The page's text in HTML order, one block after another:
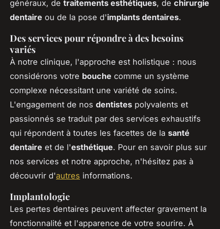
généraux, de traitements esthétiques, de chirurgie
dentaire ou de la pose d'implants dentaires.
Des services pour répondre à des besoins
variés
À notre clinique, l'approche est holistique : nous
considérons votre bouche comme un système
complexe nécessitant une variété de soins.
L'engagement de nos dentistes polyvalents et
passionnés se traduit par des services exhaustifs
qui répondent à toutes les facettes de la santé
dentaire et de l'esthétique. Pour en savoir plus sur
nos services et notre approche, n'hésitez pas à
découvrir d'autres informations.
Implantologie
Les pertes dentaires peuvent affecter gravement la
fonctionnalité et l'apparence de votre sourire. À